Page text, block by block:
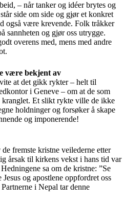
– når tanker og idéer brytes og
side om side og gjør et konkret
også være krevende. Folk tråkker
sannheten og gjør oss utrygge.
overens med, mens med andre
være bekjent av
at det gikk rykter – helt til
i Geneve – om at de som
kranglet. Et slikt rykte ville de ikke
holdninger og forsøker å skape
og imponerende!
fremste kristne veilederne etter
årsak til kirkens vekst i hans tid var
sa om de kristne: ”Se
og apostlene oppfordret oss
i Nepal tar denne